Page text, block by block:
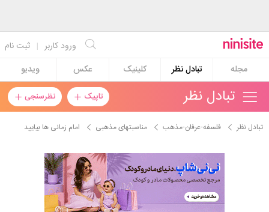
ثبت نام | ورود کاربر
مجله
تبادل نظر کلینیک عکس ویدیو
تاپیک نظرسنجی تبادل نظر
تبادل نظر فلسفه-عرفان-مذهب مناسبتهای مذهبی امام زمانی ها بیایید